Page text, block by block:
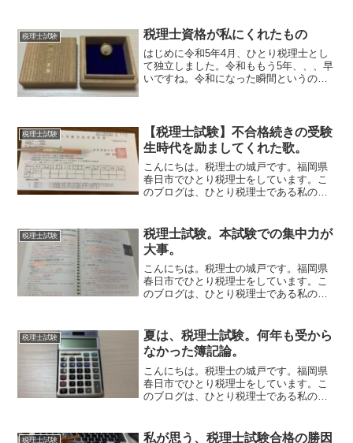
税理士試験 税理士資格が私にくれたもの
はじめに令和5年4月、ひとり税理士とし
て独立しました。令和ももう5年、、、早
いですね。令和になった瞬間というの
んが、令和の瞬間という...
税理士試験
【税理士試験】不合格続きの受験
生時代を励ましてくれた歌。
こんにちは。税理士の城戸です。福岡県
春日市でひとり税理士をしています。こ
のブログは、ひとり税理士である私の日
理士試験。冬は、、、合格発表日。もう
すぐ、税理士試験の合格発...
税理士試験
税理士試験。本試験での集中力が
大事。
こんにちは。税理士の城戸です。福岡県
春日市でひとり税理士をしています。こ
のブログは、ひとり税理士である私の日
税理士試験。いよいよ8月。いよいよ税理
士試験。今年は、8月8...
税理士試験
夏は、税理士試験。何年も受から
なかった簿記論。
こんにちは。税理士の城戸です。福岡県
春日市でひとり税理士をしています。こ
のブログは、ひとり税理士である私の日
と思い出す税理士試験今日は、7月18日。
税理士試験
私が思う、税理士試験合格の勝因